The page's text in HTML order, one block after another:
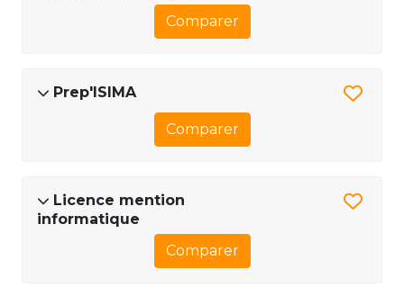
Comparer
Prep'ISIMA
Comparer
Licence mention
informatique
Comparer